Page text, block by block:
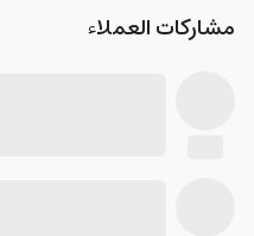
مشاركات العملاء